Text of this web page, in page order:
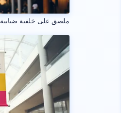
ملصق على خلفية ضبابية